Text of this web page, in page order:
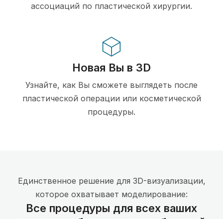
ассоциаций по пластической хирургии.
Новая Вы в 3D
Узнайте, как Вы сможете выглядеть после
пластической операции или косметической
процедуры.
Единственное решение для 3D-визуализации,
которое охватывает моделирование:
Все процедуры для всех ваших